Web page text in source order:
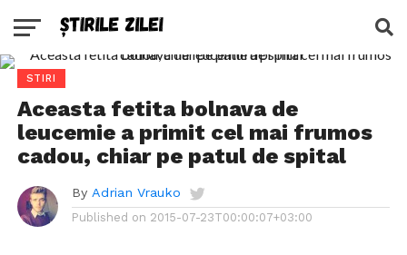
STIRI
Aceasta fetita bolnava de
leucemie a primit cel mai frumos
cadou, chiar pe patul de spital
By Adrian Vrauko
Published on 2015-07-23T00:00:07+03:00